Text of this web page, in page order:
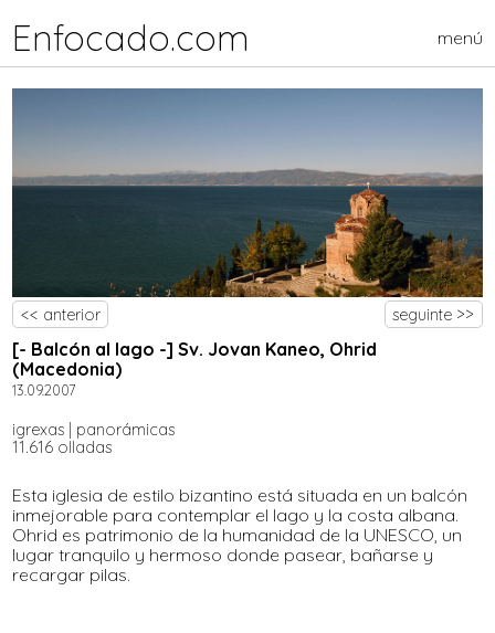
Enfocado.com menú
<< anterior seguinte >>
[- Balcón al lago -] Sv. Jovan Kaneo, Ohrid
(Macedonia)
13.09.2007
igrexas
panorámicas
11.616 olladas
Esta iglesia de estilo bizantino está situada en un balcón
inmejorable para contemplar el lago y la costa albana.
Ohrid es patrimonio de la humanidad de la UNESCO, un
lugar tranquilo y hermoso donde pasear, bañarse y
recargar pilas.